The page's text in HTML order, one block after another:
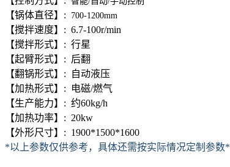
【锅体直径】: 700-1200mm
【搅拌速度】: 6.7-100r/min
【搅拌形式】: 行星
【起臂形式】: 后翻
【翻锅形式】: 自动液压
【加热形式】: 电磁/燃气
【生产能力】: 约60kg/h
【加热功率】: 20kw
【外形尺寸】: 1900*1500*1600
*以上参数仅供参考，具体还需按实际情况定制参数*